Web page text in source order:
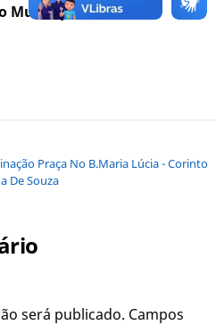
Municipal
Praça No B.Maria Lúcia - Corinto
De Souza
será publicado. Campos